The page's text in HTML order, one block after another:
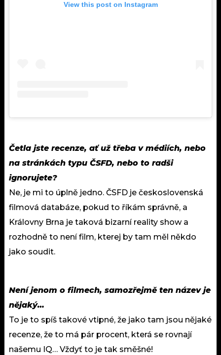
View this post on Instagram
Četla jste recenze, ať už třeba v médiích, nebo
na stránkách typu ČSFD, nebo to radši
ignorujete?
Ne, je mi to úplně jedno. ČSFD je československá
filmová databáze, pokud to říkám správně, a
Královny Brna je taková bizarní reality show a
rozhodně to není film, kterej by tam měl někdo
jako soudit.
Není jenom o filmech, samozřejmě ten název je
nějaký…
To je to spíš takové vtipné, že jako tam jsou nějaké
recenze, že to má pár procent, která se rovnají
našemu IQ… Vždyť to je tak směšné!